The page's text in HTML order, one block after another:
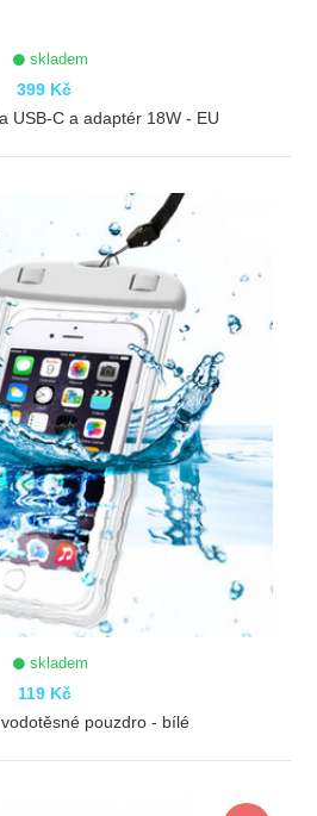
skladem
399 Kč
USB-C a adaptér 18W - EU
skladem
119 Kč
pouzdro - bílé